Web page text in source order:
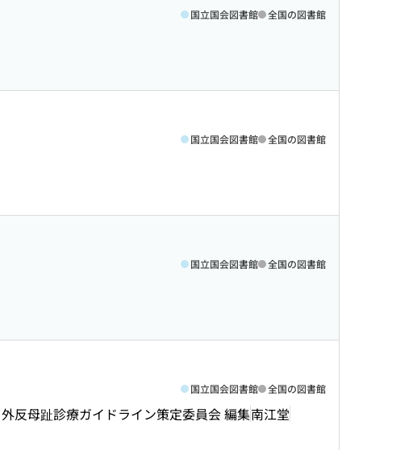
国立国会図書館 全国の図書館
国立国会図書館 全国の図書館
国立国会図書館 全国の図書館
反母趾診療ガイドライン策定委員会 編集南江堂
国立国会図書館 全国の図書館